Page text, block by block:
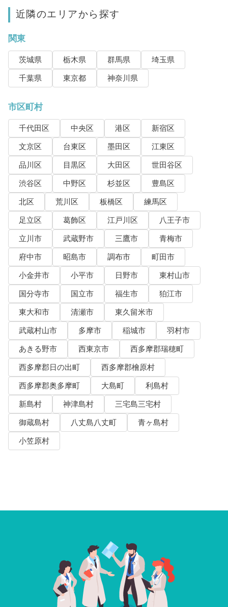
近隣のエリアから探す
関東
茨城県 栃木県 群馬県
埼玉県
千葉県
東京都 神奈川県
市区町村
千代田区 中央区 港区
新宿区
文京区
台東区 墨田区
江東区
品川区
目黒区 大田区
世田谷区
渋谷区
中野区 杉並区
豊島区
北区
荒川区 板橋区
練馬区
足立区
葛飾区 江戸川区
八王子市
立川市
武蔵野市 三鷹市
青梅市
府中市
昭島市 調布市
町田市
小金井市
小平市 日野市
東村山市
国分寺市
国立市 福生市
狛江市
東大和市
清瀬市
東久留米市
武蔵村山市
多摩市 稲城市
羽村市
あきる野市
西東京市
西多摩郡瑞穂町
西多摩郡日の出町
西多摩郡檜原村
西多摩郡奥多摩町
大島町
利島村
新島村
神津島村
三宅島三宅村
御蔵島村
八丈島八丈町
青ヶ島村
小笠原村